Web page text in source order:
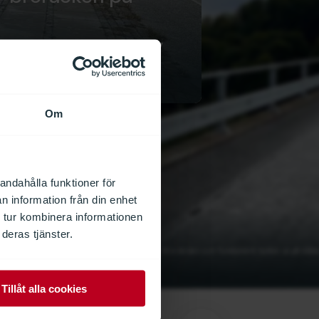
Om
funktioner för
information från din enhet
kombinera informationen
tjänster.
Tillåt alla cookies
projekt genomfört nära aktiv
på Hylkedalsbron